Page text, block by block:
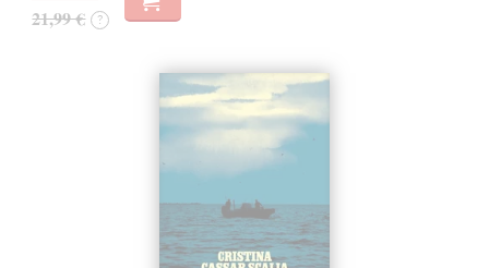
21,99 € ?